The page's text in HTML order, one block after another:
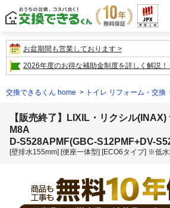
お盆期間も営業しております
2026年度のお得な補助金制度を詳しく解説！
交換できるくん home トイレ リフォーム・交換
【販売終了】LIXIL・リクシル
M8A
D-S528APMF(GBC-S12PMF+DV-
[壁排水155mm] [便座一体型] [ECO6タイプ] ※低